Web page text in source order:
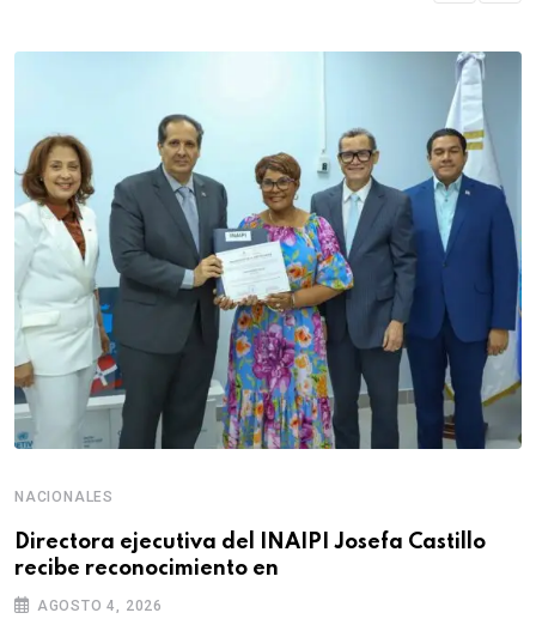
NACIONALES
Directora ejecutiva del INAIPI Josefa Castillo
recibe reconocimiento en
AGOSTO 4, 2026